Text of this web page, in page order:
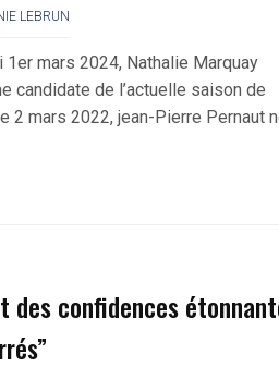
LEBRUN
mars 2024, Nathalie Marquay
candidate de l’actuelle saison de
2 mars 2022, jean-Pierre Pernaut
des confidences